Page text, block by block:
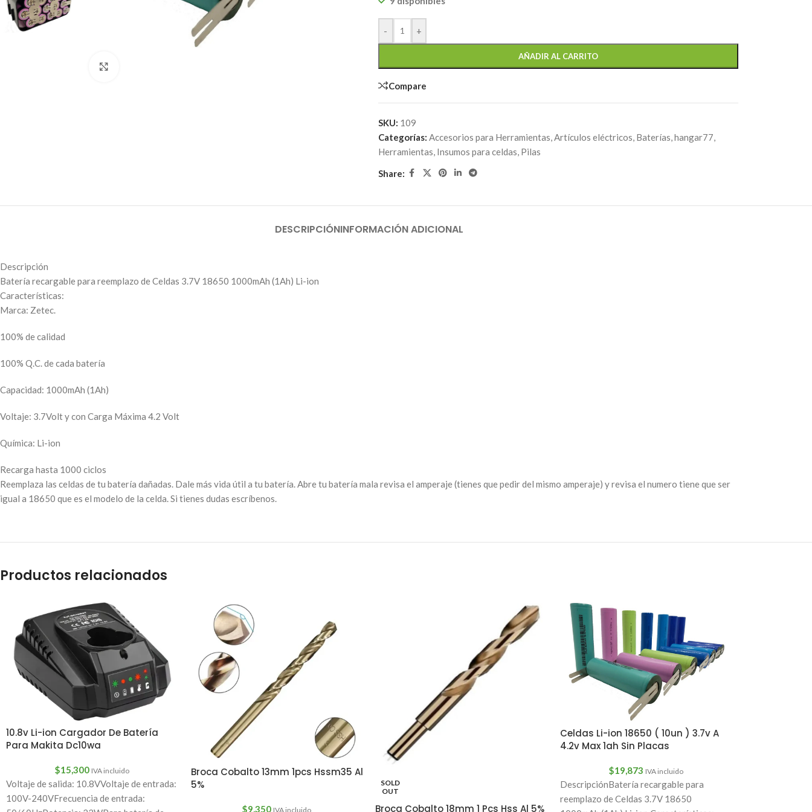
- +
AÑADIR AL CARRITO
Compare
SKU: 109
Categorías: Accesorios para Herramientas,Artículos eléctricos, Baterías,hangar77,
Herramientas, Insumos para celdas, Pilas
Share:
DESCRIPCIÓNINFORMACIÓN ADICIONAL
Descripción
Batería recargable para reemplazo de Celdas 3.7V 18650 1000mAh (1Ah) Li-ion
Características:
Marca: Zetec.
100% de calidad
100% Q.C. de cada batería
Capacidad: 1000mAh (1Ah)
Voltaje: 3.7Volt y con Carga Máxima 4.2 Volt
Química: Li-ion
Recarga hasta 1000 ciclos
Reemplaza las celdas de tu batería dañadas. Dale más vida útil a tu batería. Abre tu batería mala revisa el amperaje (tienes que pedir del mismo amperaje) y revisa el numero tiene que ser
igual a 18650 que es el modelo de la celda. Si tienes dudas escríbenos.
Productos relacionados
10.8v Li-ion Cargador De Batería
Para Makita Dc10wa
$15,300 IVA incluido
Voltaje de salida: 10.8VVoltaje de entrada:
100V-240VFrecuencia de entrada:
Broca Cobalto 13mm 1pcs Hssm35 Al
5%
$9,350 IVA incluido
SOLD
OUT
Broca Cobalto 18mm 1 Pcs Hss Al 5%
Celdas Li-ion 18650 ( 10un ) 3.7v A
4.2v Max 1ah Sin Placas
$19,873 IVA incluido
DescripciónBatería recargable para
reemplazo de Celdas 3.7V 18650